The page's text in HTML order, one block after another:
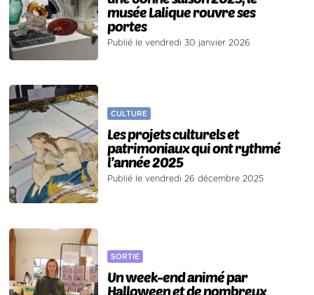
musée Lalique rouvre ses
portes
Publié le vendredi 30 janvier 2026
CULTURE
Les projets culturels et
patrimoniaux qui ont rythmé
l’année 2025
Publié le vendredi 26 décembre 2025
SORTIE
Un week-end animé par
Halloween et de nombreux